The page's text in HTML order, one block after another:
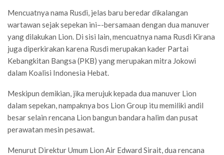
Mencuatnya nama Rusdi, jelas baru beredar dikalangan
wartawan sejak sepekan ini–-bersamaan dengan dua manuver
yang dilakukan Lion. Di sisi lain, mencuatnya nama Rusdi Kirana
juga diperkirakan karena Rusdi merupakan kader Partai
Kebangkitan Bangsa (PKB) yang merupakan mitra Jokowi
dalam Koalisi Indonesia Hebat.
Meskipun demikian, jika merujuk kepada dua manuver Lion
dalam sepekan, nampaknya bos Lion Group itu memiliki andil
besar selain rencana Lion bangun bandara halim dan pusat
perawatan mesin pesawat.
Menurut Direktur Umum Lion Air Edward Sirait, dua rencana